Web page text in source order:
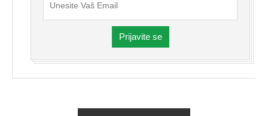
Prijavite se